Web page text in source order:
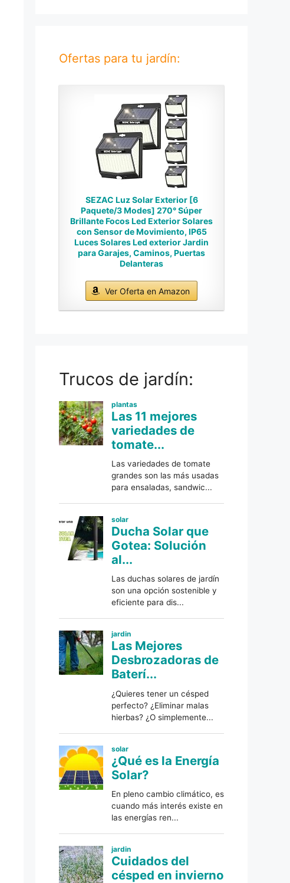
Ofertas para tu jardín:
SEZAC Luz Solar Exterior [6
Paquete/3 Modes] 270° Súper
Brillante Focos Led Exterior Solares
con Sensor de Movimiento, IP65
Luces Solares Led exterior Jardin
para Garajes, Caminos, Puertas
Delanteras
Ver Oferta en Amazon
Trucos de jardín: